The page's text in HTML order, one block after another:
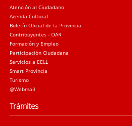
Atención al Ciudadano
Agenda Cultural
Boletín Oficial de la Provincia
Contribuyentes - OAR
Formación y Empleo
Participación Ciudadana
Servicios a EELL
Smart Provincia
Turismo
@Webmail
Trámites